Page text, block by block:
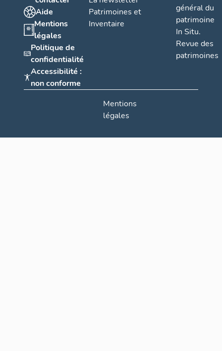
Aide
Mentions
légales
Politique de
confidentialité
Accessibilité :
non conforme
Patrimoines et
Inventaire
général du
patrimoine
In Situ.
Revue des
patrimoines
Mentions
légales